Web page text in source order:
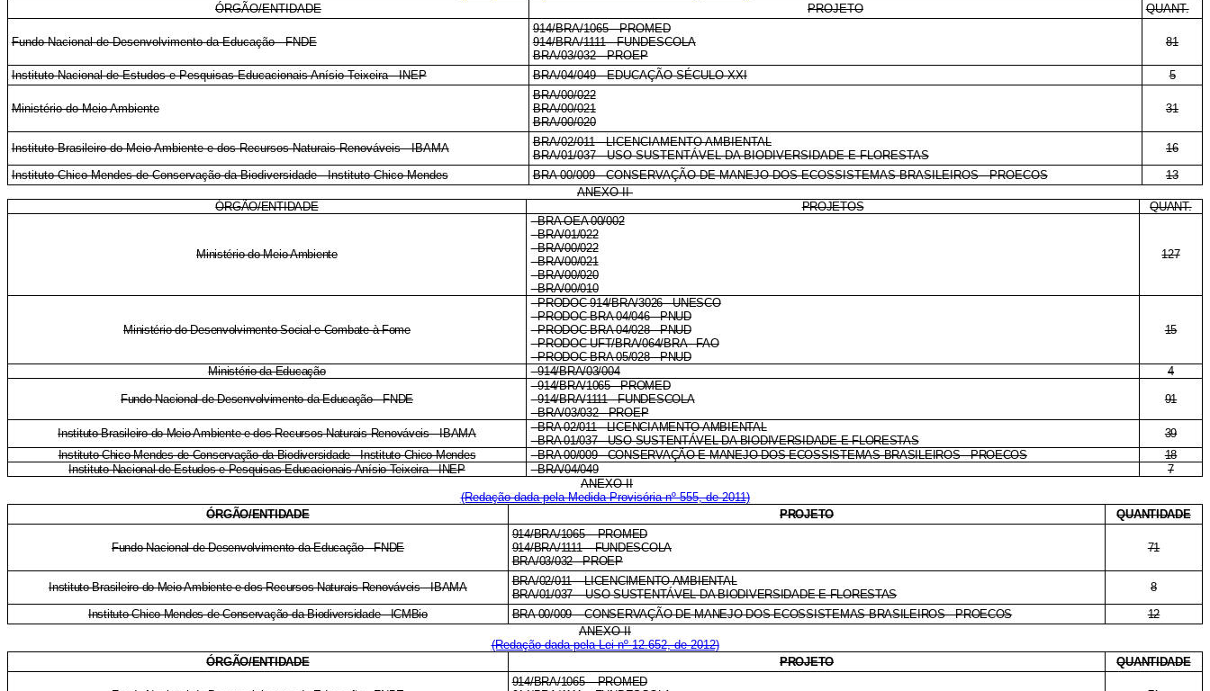
ÓRGÃO/ENTIDADE
PROJETO QUANT.
Fundo Nacional de Desenvolvimento da Educação - FNDE
914/BRA/1065 - PROMED
914/BRA/1111 - FUNDESCOLA
BRA/03/032 - PROEP
81
Instituto Nacional de Estudos e Pesquisas Educacionais Anísio Teixeira - INEP BRA/04/049 - EDUCAÇÃO SÉCULO XXI 5
Ministério do Meio Ambiente
BRA/00/022
BRA/00/021
BRA/00/020
31
Instituto Brasileiro do Meio Ambiente e dos Recursos Naturais Renováveis - IBAMA
BRA/02/011 - LICENCIAMENTO AMBIENTAL
BRA/01/037 - USO SUSTENTÁVEL DA BIODIVERSIDADE E FLORESTAS
16
Instituto Chico Mendes de Conservação da Biodiversidade - Instituto Chico Mendes
BRA 00/009 - CONSERVAÇÃO DE MANEJO DOS ECOSSISTEMAS BRASILEIROS - PROECOS
13
ANEXO II
ÓRGÃO/ENTIDADE
PROJETOS QUANT.
Ministério do Meio Ambiente
- BRA OEA 00/002
- BRA/01/022
- BRA/00/022
- BRA/00/021
- BRA/00/020
- BRA/00/010
127
Ministério do Desenvolvimento Social e Combate à Fome
- PRODOC 914/BRA/3026 - UNESCO
- PRODOC BRA 04/046 - PNUD
- PRODOC BRA 04/028 - PNUD
- PRODOC-UFT/BRA/064/BRA - FAO
- PRODOC BRA 05/028 - PNUD
15
Ministério da Educação - 914/BRA/03/004 4
Fundo Nacional de Desenvolvimento da Educação - FNDE
- 914/BRA/1065 - PROMED
- 914/BRA/1111 - FUNDESCOLA
- BRA/03/032 - PROEP
91
Instituto Brasileiro do Meio Ambiente e dos Recursos Naturais Renováveis - IBAMA
- BRA 02/011 - LICENCIAMENTO AMBIENTAL
- BRA 01/037 - USO SUSTENTÁVEL DA BIODIVERSIDADE E FLORESTAS
39
Instituto Chico Mendes de Conservação da Biodiversidade - Instituto Chico Mendes
- BRA 00/009 - CONSERVAÇÃO E MANEJO DOS ECOSSISTEMAS BRASILEIROS - PROECOS
18
Instituto Nacional de Estudos e Pesquisas Educacionais Anísio Teixeira - INEP
- BRA/04/049
7
ANEXO II
(Redação dada pela Medida Provisória nº 555, de 2011)
ÓRGÃO/ENTIDADE
PROJETO QUANTIDADE
Fundo Nacional de Desenvolvimento da Educação - FNDE
914/BRA/1065 – PROMED
914/BRA/1111 – FUNDESCOLA
BRA/03/032 - PROEP
71
Instituto Brasileiro do Meio Ambiente e dos Recursos Naturais Renováveis - IBAMA
BRA/02/011 – LICENCIMENTO AMBIENTAL
BRA/01/037 – USO SUSTENTÁVEL DA BIODIVERSIDADE E FLORESTAS
8
Instituto Chico Mendes de Conservação da Biodiversidade - ICMBio
BRA 00/009 – CONSERVAÇÃO DE MANEJO DOS ECOSSISTEMAS BRASILEIROS - PROECOS
12
ANEXO II
(Redação dada pela Lei nº 12.652, de 2012)
ÓRGÃO/ENTIDADE
PROJETO QUANTIDADE
914/BRA/1065 – PROMED